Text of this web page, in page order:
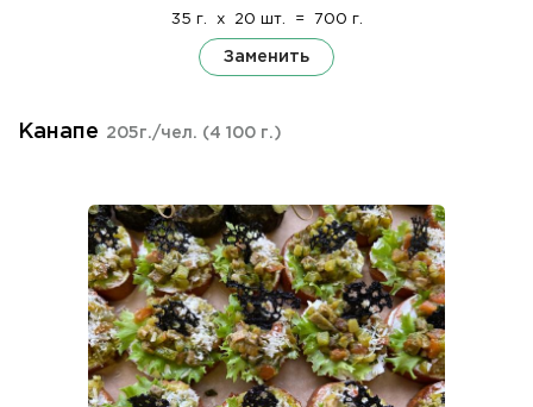
35 г. x 20 шт. = 700 г.
Заменить
Канапе 205г./чел. (4 100 г.)